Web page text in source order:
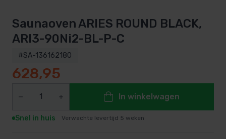
Saunaoven ARIES ROUND BLACK,
ARI3-90Ni2-BL-P-C
#SA-136162180
628,95
In winkelwagen
Snel in huis Verwachte levertijd 5 weken